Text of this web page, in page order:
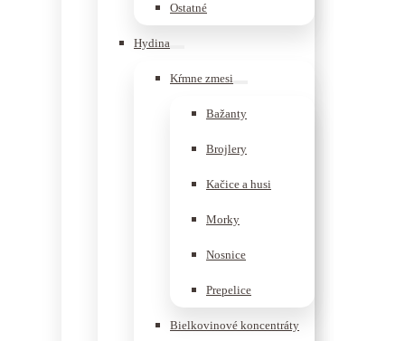
Ostatné
Hydina
Kŕmne zmesi
Bažanty
Brojlery
Kačice a husi
Morky
Nosnice
Prepelice
Bielkovinové koncentráty